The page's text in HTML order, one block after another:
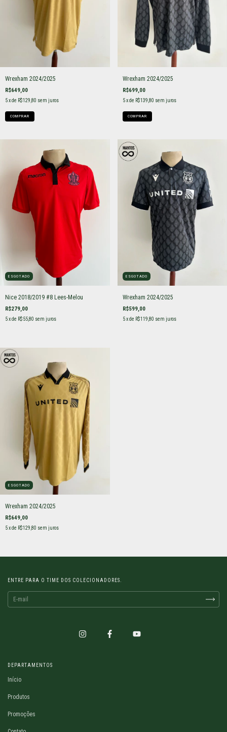
Wrexham 2024/2025
R$649,00
5x de R$129,80 sem juros
COMPRAR
Wrexham 2024/2025
R$699,00
5 x de R$139,80 sem juros
COMPRAR
ESGOTADO
Nice 2018/2019 #8 Lees-Melou
R$279,00
5x de R$55,80 sem juros
ESGOTADO
Wrexham 2024/2025
R$599,00
5 x de R$119,80 sem juros
ESGOTADO
Wrexham 2024/2025
R$649,00
5x de R$129,80 sem juros
ENTRE PARA O TIME DOS COLECIONADORES.
DEPARTAMENTOS
Início
Produtos
Promoções